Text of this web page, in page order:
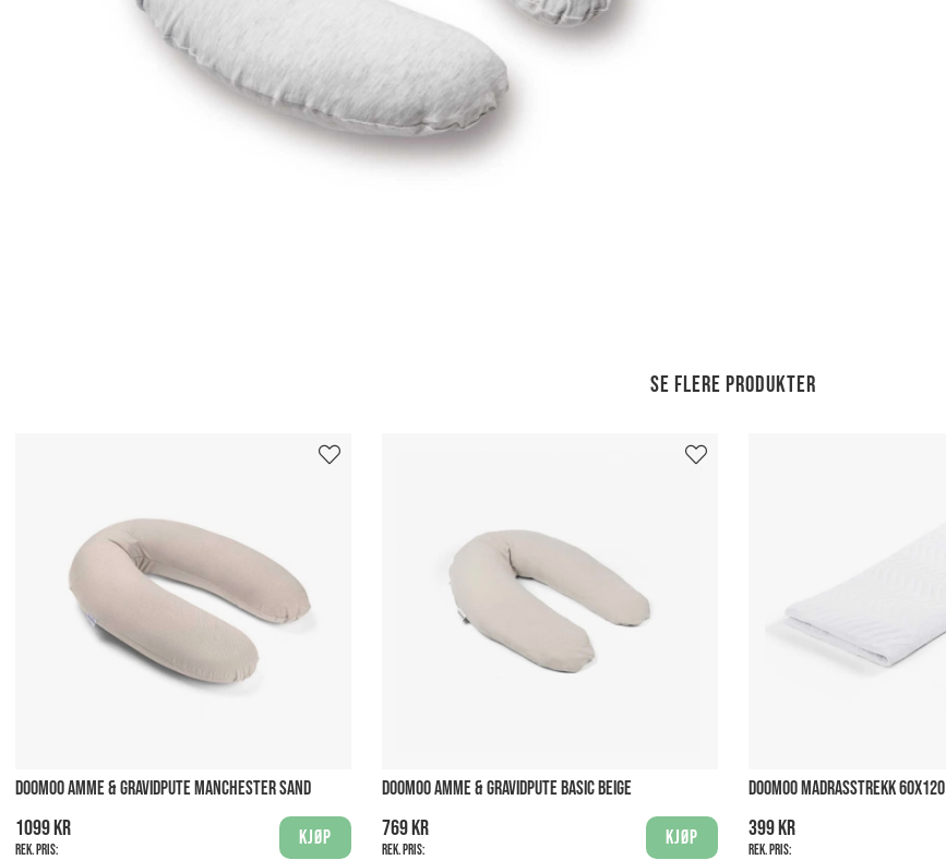
Se flere produkter
DOOMOO AMME & GRAVIDPUTE MANCHESTER SAND
1099 kr
Rek. pris:
Kjøp
DOOMOO AMME & GRAVIDPUTE BASIC BEIGE
769 kr
Rek. pris:
Kjøp
DOOMOO MADRASSTREKK 60X120
399 kr
Rek. pris: